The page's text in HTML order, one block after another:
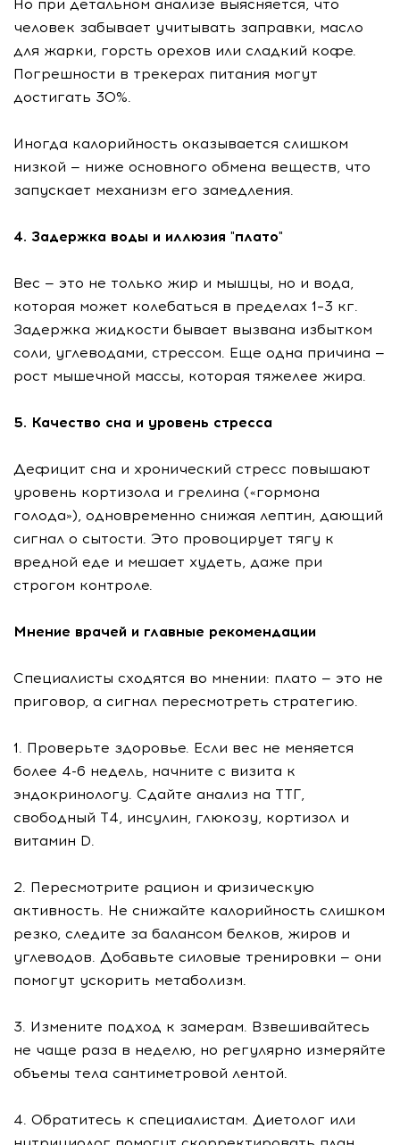
Но при детальном анализе выясняется, что
человек забывает учитывать заправки, масло
для жарки, горсть орехов или сладкий кофе.
Погрешности в трекерах питания могут
достигать 30%.
Иногда калорийность оказывается слишком
низкой — ниже основного обмена веществ, что
запускает механизм его замедления.
4. Задержка воды и иллюзия "плато"
Вес — это не только жир и мышцы, но и вода,
которая может колебаться в пределах 1–3 кг.
Задержка жидкости бывает вызвана избытком
соли, углеводами, стрессом. Еще одна причина —
рост мышечной массы, которая тяжелее жира.
5. Качество сна и уровень стресса
Дефицит сна и хронический стресс повышают
уровень кортизола и грелина («гормона
голода»), одновременно снижая лептин, дающий
сигнал о сытости. Это провоцирует тягу к
вредной еде и мешает худеть, даже при
строгом контроле.
Мнение врачей и главные рекомендации
Специалисты сходятся во мнении: плато — это не
приговор, а сигнал пересмотреть стратегию.
1. Проверьте здоровье. Если вес не меняется
более 4-6 недель, начните с визита к
эндокринологу. Сдайте анализ на ТТГ,
свободный Т4, инсулин, глюкозу, кортизол и
витамин D.
2. Пересмотрите рацион и физическую
активность. Не снижайте калорийность слишком
резко, следите за балансом белков, жиров и
углеводов. Добавьте силовые тренировки — они
помогут ускорить метаболизм.
3. Измените подход к замерам. Взвешивайтесь
не чаще раза в неделю, но регулярно измеряйте
объемы тела сантиметровой лентой.
4. Обратитесь к специалистам. Диетолог или